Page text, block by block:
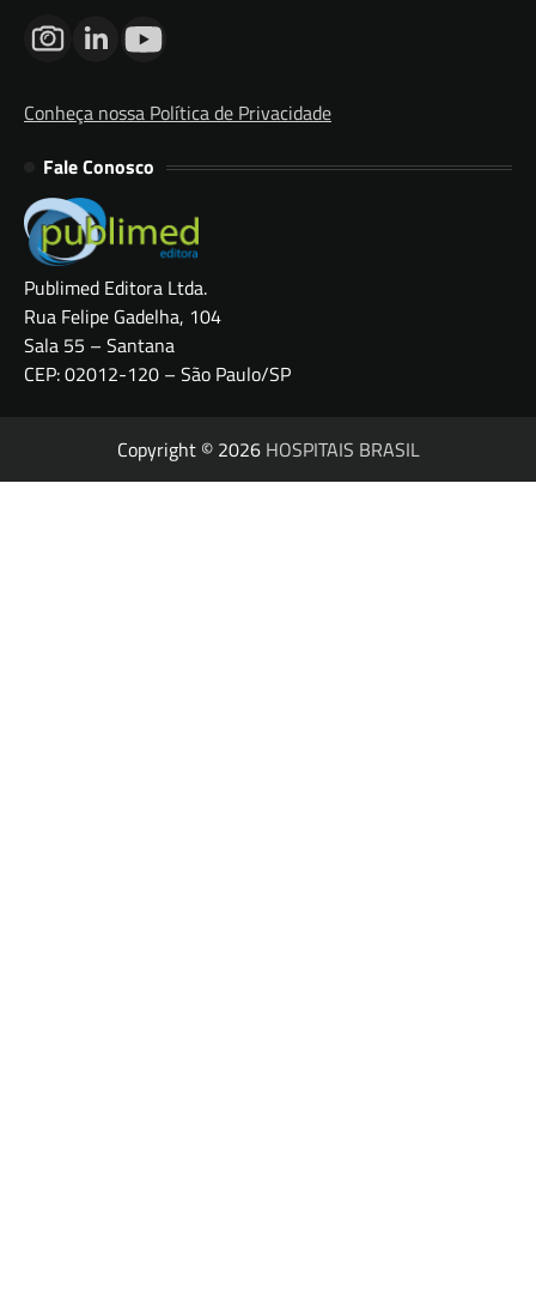
Conheça nossa Política de Privacidade
Fale Conosco
Publimed Editora Ltda.
Rua Felipe Gadelha, 104
Sala 55 – Santana
CEP: 02012-120 – São Paulo/SP
Copyright © 2026 HOSPITAIS BRASIL